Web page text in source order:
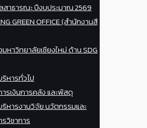
สาธารณะ ปีงบประมาณ 2569
GREEN OFFICE (สำนักงานสี
หาวิทยาลัยเชียงใหม่ ด้าน SDG
หารทั่วไป
รเงินการคลัง และพัสดุ
ริหารงานวิจัย นวัตกรรมและ
วิชาการ